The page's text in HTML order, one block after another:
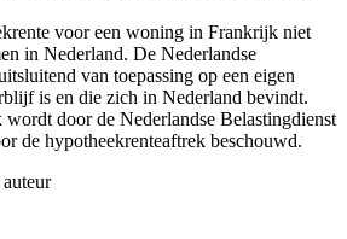
voor een woning in Frankrijk niet
in Nederland. De Nederlandse
van toepassing op een eigen
is en die zich in Nederland bevindt.
door de Nederlandse Belastingdienst
de hypotheekrenteaftrek beschouwd.